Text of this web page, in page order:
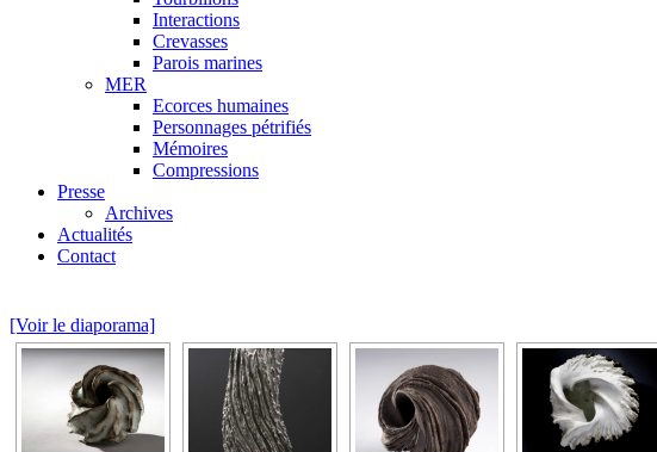
Interactions
Crevasses
Parois marines
MER
Ecorces humaines
Personnages pétrifiés
Mémoires
Compressions
Presse
Archives
Actualités
Contact
[Voir le diaporama]